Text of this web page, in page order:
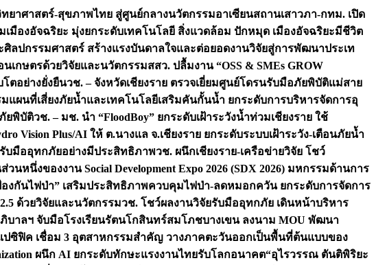
ทยาศาสตร์-สุขภาพไทย สู่ศูนย์กลางนวัตกรรมอาเซียนสถานเสาวภา-กทม. เปิด
เมืองอัจฉริยะ มุ่งยกระดับเทคโนโลยี สิ่งแวดล้อม ปักหมุด เมืองอัจฉริยะมีชีวิต
ปกรรมศาสตร์ สร้างแรงบันดาลใจและต่อยอดงานวิจัยสู่การพัฒนาประเท
เกษตรด้วยวิจัยและนวัตกรรมสสว. ปลื้มงาน “OSS & SMEs GROW
โตอย่างยั่งยืนวช. – จังหวัดเชียงราย ตรวจเยี่ยมศูนย์โดรนรับมือภัยพิบัติแม่สาย
แผนที่เสี่ยงภัยน้ำและเทคโนโลยีเสริมคันกั้นน้ำ ยกระดับการบริหารจัดการอุ
ยพิบัติวช. – มช. นำ “FloodBoy” ยกระดับเฝ้าระวังน้ำท่วมเชียงราย ใช้
Vision Plus/AI ให้ ต.นางแล จ.เชียงราย ยกระดับระบบเฝ้าระวัง-เตือนภัยน้ำ
บมืออุทกภัยอย่างมีประสิทธิภาพวช. ผนึกเชียงราย-เครือข่ายวิจัย โชว์
นหนึ่งของงาน Social Development Expo 2026 (SDX 2026) มหกรรมด้านการ
งกันไฟป่า” เสริมประสิทธิภาพควบคุมไฟป่า-ลดหมอกควัน ยกระดับการจัดการ
ด้วยวิจัยและนวัตกรรมวช. โชว์ผลงานวิจัยรับมืออุทกภัย เดินหน้าบริหาร
บาลฯ จับมือโรงเรียนรัตนโกสินทร์สมโภชบางเขน ลงนาม MOU พัฒนา
ปซิฟิค เชื่อม 3 อุตสาหกรรมสำคัญ วางภาคตะวันออกเป็นพื้นที่ต้นแบบของ
ผนึก AI ยกระดับทักษะแรงงานไทยรับโลกอนาคต“อุไรวรรณ ตันติพิริยะ